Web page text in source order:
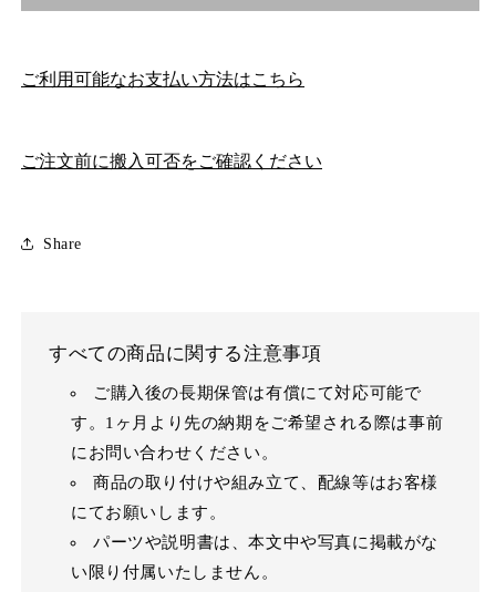
ご利用可能なお支払い方法はこちら
ご注文前に搬入可否をご確認ください
Share
すべての商品に関する注意事項
ご購入後の長期保管は有償にて対応可能で
す。1ヶ月より先の納期をご希望される際は事前
にお問い合わせください。
商品の取り付けや組み立て、配線等はお客様
にてお願いします。
パーツや説明書は、本文中や写真に掲載がな
い限り付属いたしません。